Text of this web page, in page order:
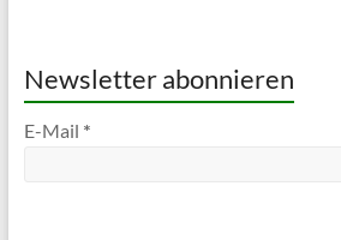
Newsletter abonnieren
E-Mail *